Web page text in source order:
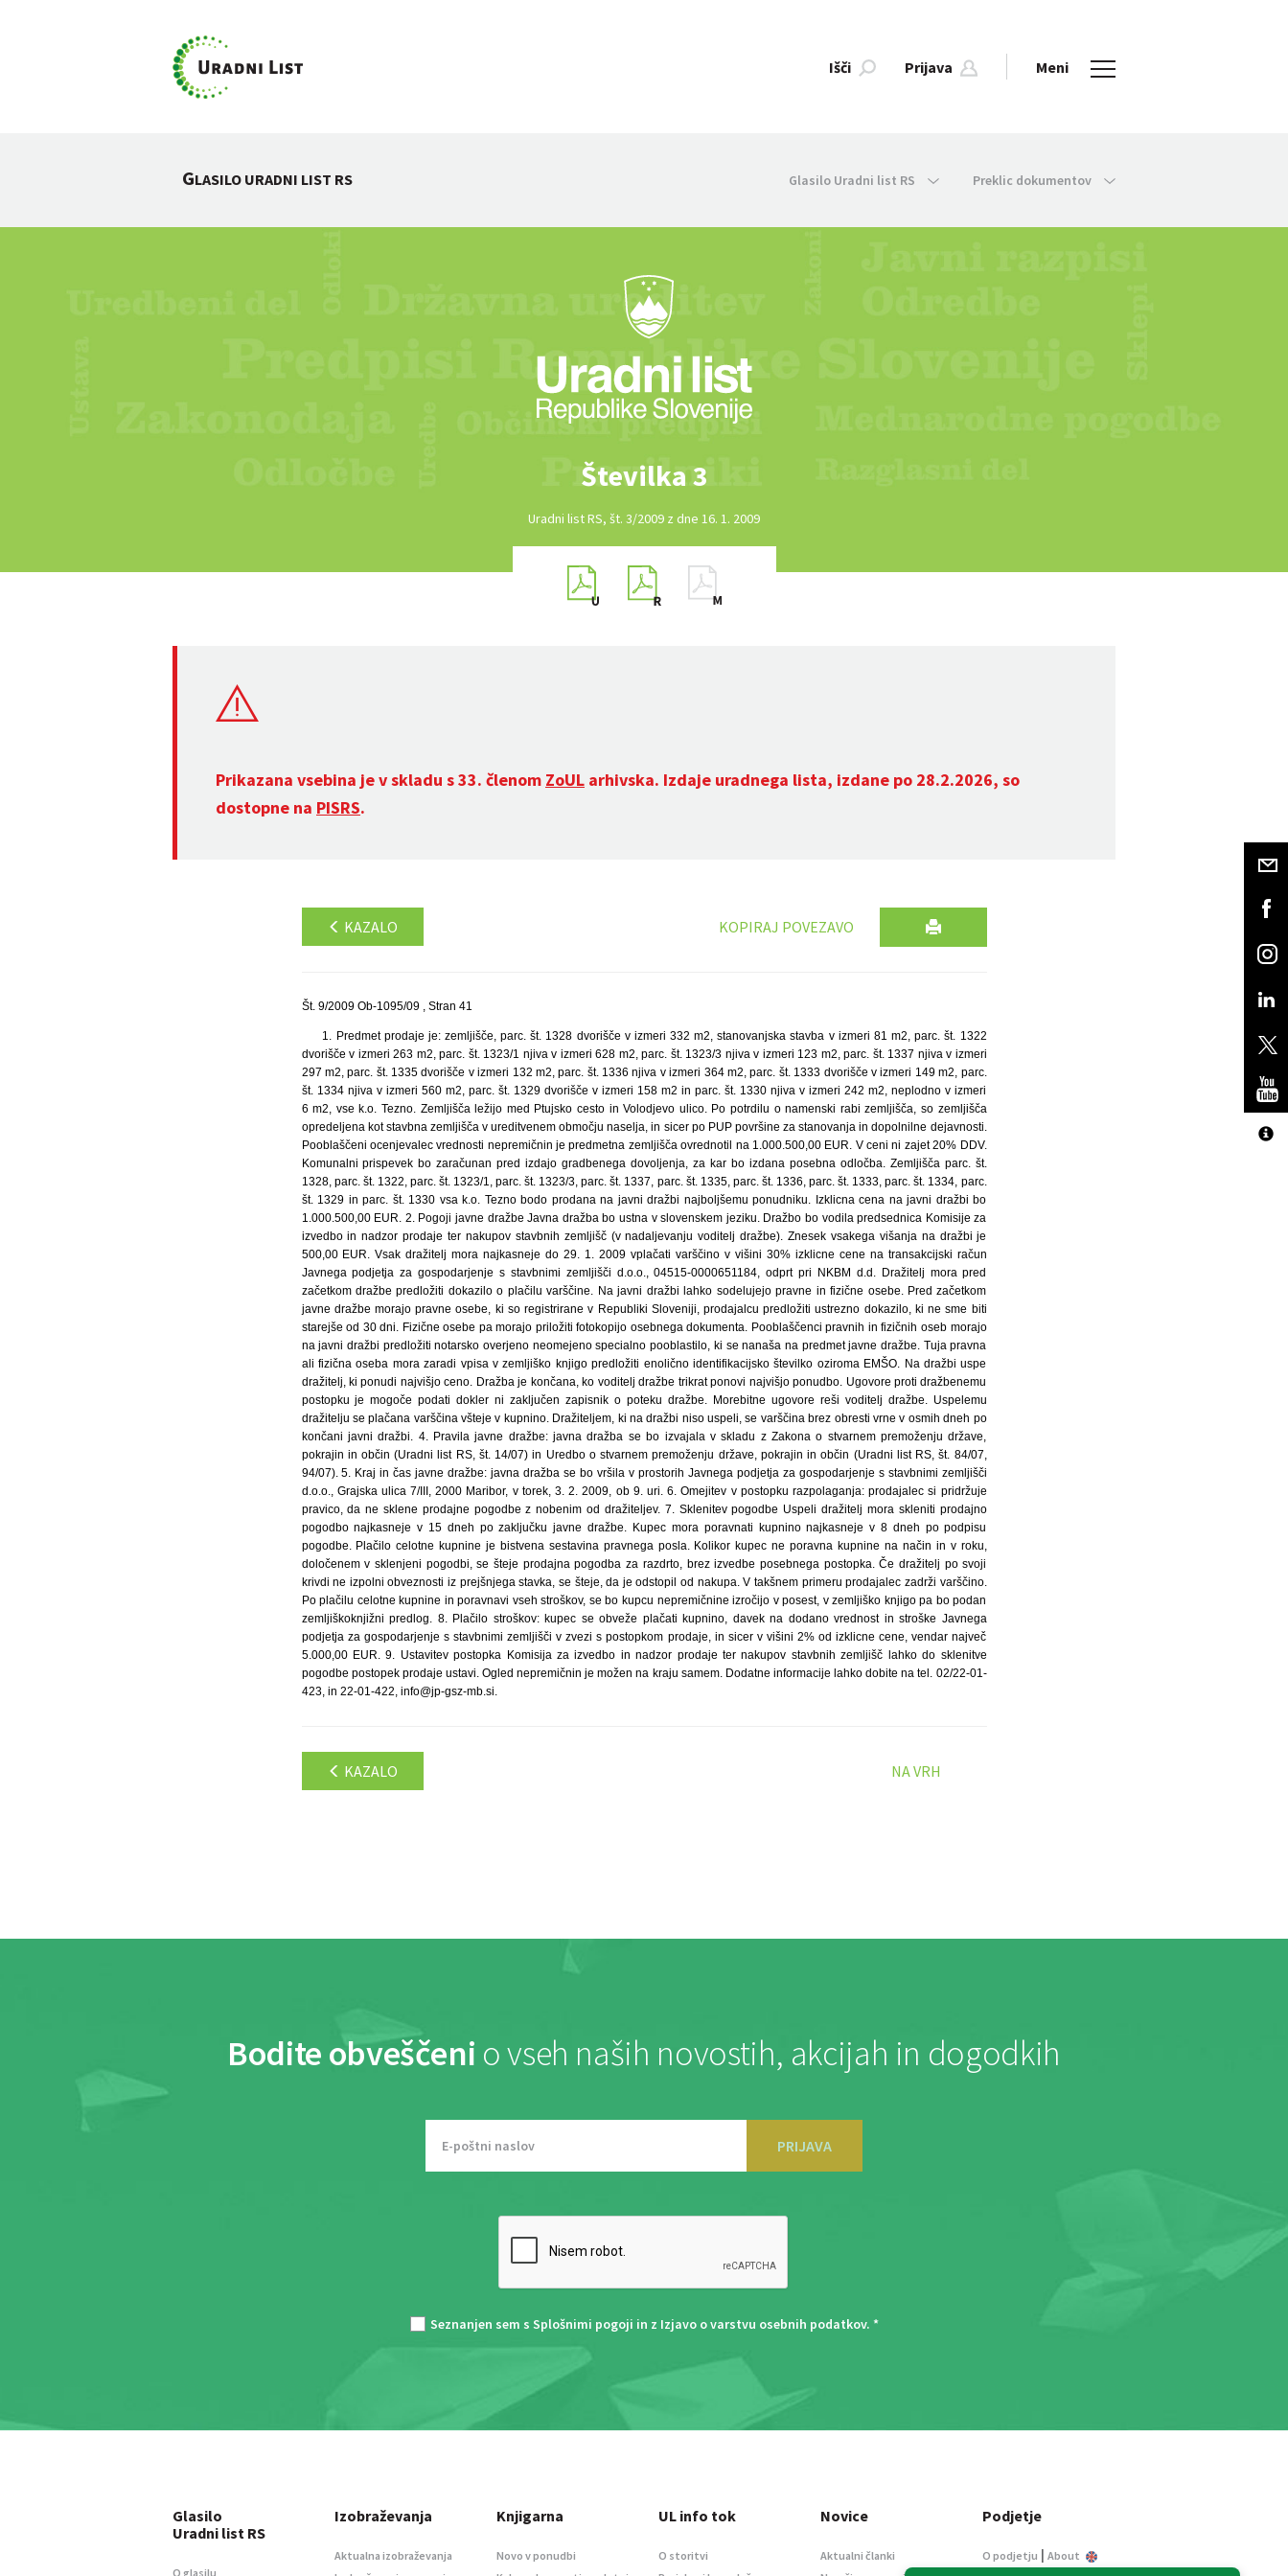
Išči Prijava Meni
GLASILO URADNI LIST RS Glasilo Uradni list RS Preklic dokumentov
Številka 3
Uradni list RS, št. 3/2009 z dne 16. 1. 2009
Prikazana vsebina je v skladu s 33. členom ZoUL arhivska. Izdaje uradnega lista, izdane po 28.2.2026, so
dostopne na PISRS.
KAZALO KOPIRAJ POVEZAVO
Št. 9/2009 Ob-1095/09 , Stran 41
1. Predmet prodaje je: zemljišče, parc. št. 1328 dvorišče v izmeri 332 m2, stanovanjska stavba v izmeri 81 m2, parc. št. 1322
dvorišče v izmeri 263 m2, parc. št. 1323/1 njiva v izmeri 628 m2, parc. št. 1323/3 njiva v izmeri 123 m2, parc. št. 1337 njiva v izmeri
297 m2, parc. št. 1335 dvorišče v izmeri 132 m2, parc. št. 1336 njiva v izmeri 364 m2, parc. št. 1333 dvorišče v izmeri 149 m2, parc.
št. 1334 njiva v izmeri 560 m2, parc. št. 1329 dvorišče v izmeri 158 m2 in parc. št. 1330 njiva v izmeri 242 m2, neplodno v izmeri
6 m2, vse k.o. Tezno. Zemljišča ležijo med Ptujsko cesto in Volodjevo ulico. Po potrdilu o namenski rabi zemljišča, so zemljišča
opredeljena kot stavbna zemljišča v ureditvenem območju naselja, in sicer po PUP površine za stanovanja in dopolnilne dejavnosti.
Pooblaščeni ocenjevalec vrednosti nepremičnin je predmetna zemljišča ovrednotil na 1.000.500,00 EUR. V ceni ni zajet 20% DDV.
Komunalni prispevek bo zaračunan pred izdajo gradbenega dovoljenja, za kar bo izdana posebna odločba. Zemljišča parc. št.
1328, parc. št. 1322, parc. št. 1323/1, parc. št. 1323/3, parc. št. 1337, parc. št. 1335, parc. št. 1336, parc. št. 1333, parc. št. 1334, parc.
št. 1329 in parc. št. 1330 vsa k.o. Tezno bodo prodana na javni dražbi najboljšemu ponudniku. Izklicna cena na javni dražbi bo
1.000.500,00 EUR. 2. Pogoji javne dražbe Javna dražba bo ustna v slovenskem jeziku. Dražbo bo vodila predsednica Komisije za
izvedbo in nadzor prodaje ter nakupov stavbnih zemljišč (v nadaljevanju voditelj dražbe). Znesek vsakega višanja na dražbi je
500,00 EUR. Vsak dražitelj mora najkasneje do 29. 1. 2009 vplačati varščino v višini 30% izklicne cene na transakcijski račun
Javnega podjetja za gospodarjenje s stavbnimi zemljišči d.o.o., 04515-0000651184, odprt pri NKBM d.d. Dražitelj mora pred
začetkom dražbe predložiti dokazilo o plačilu varščine. Na javni dražbi lahko sodelujejo pravne in fizične osebe. Pred začetkom
javne dražbe morajo pravne osebe, ki so registrirane v Republiki Sloveniji, prodajalcu predložiti ustrezno dokazilo, ki ne sme biti
starejše od 30 dni. Fizične osebe pa morajo priložiti fotokopijo osebnega dokumenta. Pooblaščenci pravnih in fizičnih oseb morajo
na javni dražbi predložiti notarsko overjeno neomejeno specialno pooblastilo, ki se nanaša na predmet javne dražbe. Tuja pravna
ali fizična oseba mora zaradi vpisa v zemljiško knjigo predložiti enolično identifikacijsko številko oziroma EMŠO. Na dražbi uspe
dražitelj, ki ponudi najvišjo ceno. Dražba je končana, ko voditelj dražbe trikrat ponovi najvišjo ponudbo. Ugovore proti dražbenemu
postopku je mogoče podati dokler ni zaključen zapisnik o poteku dražbe. Morebitne ugovore reši voditelj dražbe. Uspelemu
dražitelju se plačana varščina všteje v kupnino. Dražiteljem, ki na dražbi niso uspeli, se varščina brez obresti vrne v osmih dneh po
končani javni dražbi. 4. Pravila javne dražbe: javna dražba se bo izvajala v skladu z Zakona o stvarnem premoženju države,
pokrajin in občin (Uradni list RS, št. 14/07) in Uredbo o stvarnem premoženju države, pokrajin in občin (Uradni list RS, št. 84/07,
94/07). 5. Kraj in čas javne dražbe: javna dražba se bo vršila v prostorih Javnega podjetja za gospodarjenje s stavbnimi zemljišči
d.o.o., Grajska ulica 7/III, 2000 Maribor, v torek, 3. 2. 2009, ob 9. uri. 6. Omejitev v postopku razpolaganja: prodajalec si pridržuje
pravico, da ne sklene prodajne pogodbe z nobenim od dražiteljev. 7. Sklenitev pogodbe Uspeli dražitelj mora skleniti prodajno
pogodbo najkasneje v 15 dneh po zaključku javne dražbe. Kupec mora poravnati kupnino najkasneje v 8 dneh po podpisu
pogodbe. Plačilo celotne kupnine je bistvena sestavina pravnega posla. Kolikor kupec ne poravna kupnine na način in v roku,
določenem v sklenjeni pogodbi, se šteje prodajna pogodba za razdrto, brez izvedbe posebnega postopka. Če dražitelj po svoji
krivdi ne izpolni obveznosti iz prejšnjega stavka, se šteje, da je odstopil od nakupa. V takšnem primeru prodajalec zadrži varščino.
Po plačilu celotne kupnine in poravnavi vseh stroškov, se bo kupcu nepremičnine izročijo v posest, v zemljiško knjigo pa bo podan
zemljiškoknjižni predlog. 8. Plačilo stroškov: kupec se obveže plačati kupnino, davek na dodano vrednost in stroške Javnega
podjetja za gospodarjenje s stavbnimi zemljišči v zvezi s postopkom prodaje, in sicer v višini 2% od izklicne cene, vendar največ
5.000,00 EUR. 9. Ustavitev postopka Komisija za izvedbo in nadzor prodaje ter nakupov stavbnih zemljišč lahko do sklenitve
pogodbe postopek prodaje ustavi. Ogled nepremičnin je možen na kraju samem. Dodatne informacije lahko dobite na tel. 02/22-01-
423, in 22-01-422, info@jp-gsz-mb.si.
KAZALO NA VRH
Bodite obveščeni o vseh naših novostih, akcijah in dogodkih
PRIJAVA
Seznanjen sem s Splošnimi pogoji in z Izjavo o varstvu osebnih podatkov. *
Glasilo
Uradni list RS
O glasilu
Izobraževanja
Aktualna izobraževanja
Knjigarna
Novo v ponudbi
UL info tok
O storitvi
Novice
Aktualni članki
Podjetje
O podjetju | About